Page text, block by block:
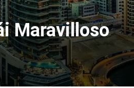
Maravilloso